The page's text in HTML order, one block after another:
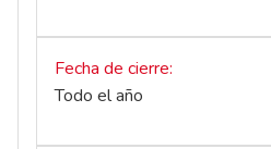
Fecha de cierre
Todo el año